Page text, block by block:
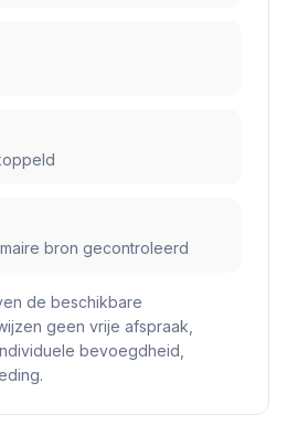
bron gecontroleerd
de beschikbare
geen vrije afspraak,
bevoegdheid,